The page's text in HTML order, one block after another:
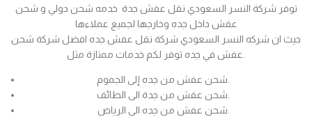
توفر شركة النسر السعودي نقل عفش جدة خدمه شحن دولي و شحن
عفش داخل جده وخارجها لجميع عملاءها
حيث ان شركه النسر السعودي شركة نقل عفش جده افضل شركة شحن
عفش في جده توفر لكم خدمات ممتازة مثل.
شحن عفش من جده إلى الجموم.
شحن عفش من جدة الى الطائف.
شحن عفش من جده الى الرياض.